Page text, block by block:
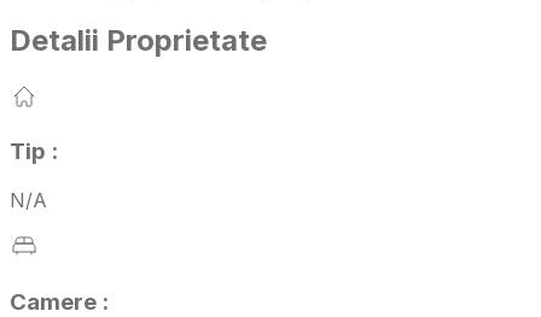
Detalii Proprietate
Tip :
N/A
Camere :